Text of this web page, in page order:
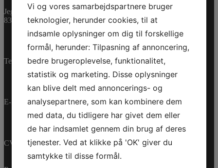
Model/Varenr.: 2882011407
1.388,79 dkinkl. Moms
1.111,03 dk ex. Moms
På lager
MEN
S
NEOPRENE
RIDING
JKT
2XL
antal
Tilføj til kurv
2882011407 Kategorier:
PWC,Reservedele
Jegstrupvej 280
8361 Hasselager
Telefon:+45 70 200 600
E-mail:info@jettrade.dk
CVR-nummer: 27233678
Vi og vores samarbejdspartnere bruger
teknologier, herunder cookies, til at
indsamle oplysninger om dig til forskellige
formål, herunder: Tilpasning af annoncering,
bedre brugeroplevelse, funktionalitet,
statistik og marketing. Disse oplysninger
kan blive delt med annoncerings- og
analysepartnere, som kan kombinere dem
med data, du tidligere har givet dem eller
de har indsamlet gennem din brug af deres
tjenester. Ved at klikke på 'OK' giver du
samtykke til disse formål.